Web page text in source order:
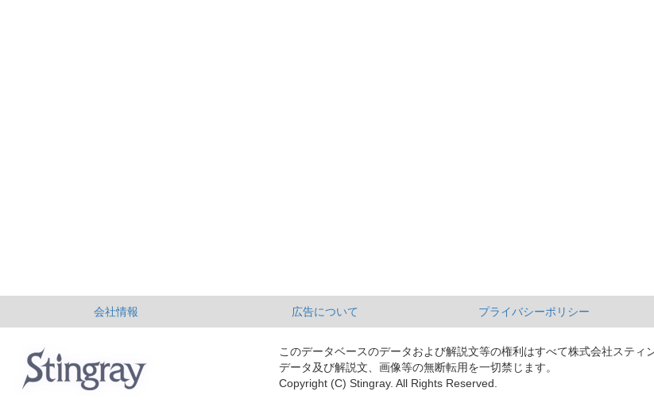
会社情報 広告について プライバシーポリシー
このデータベースのデータおよび解説文等の権利はすべて株式会社スティ
データ及び解説文、画像等の無断転用を一切禁じます。
Copyright (C) Stingray. All Rights Reserved.